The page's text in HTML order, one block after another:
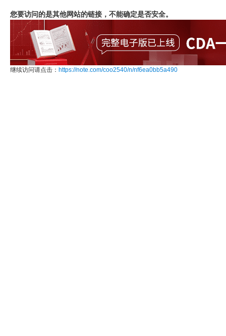
您要访问的是其他网站的链接，不能确定是否安全。
继续访问请点击： https://note.com/coo2540/n/nf6ea0bb5a490